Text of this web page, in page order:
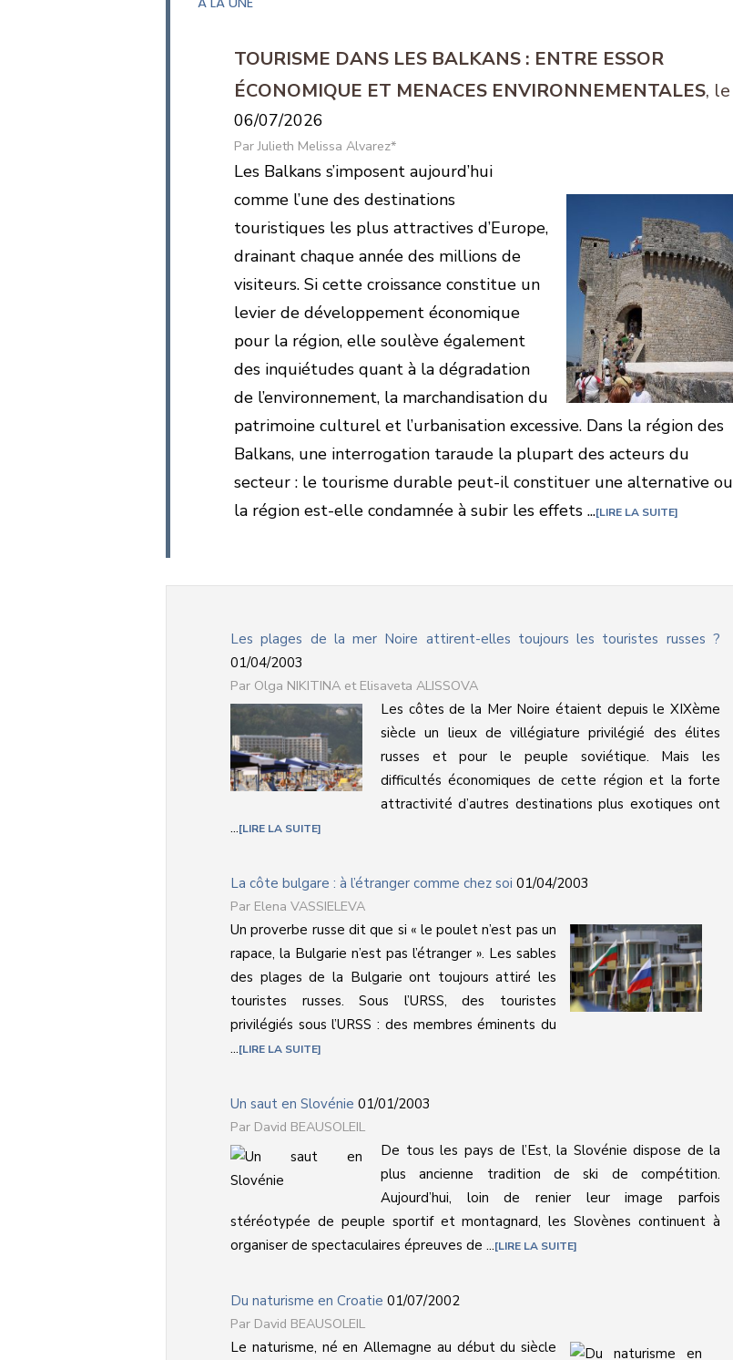
TOURISME DANS LES BALKANS : ENTRE ESSOR
ÉCONOMIQUE ET MENACES ENVIRONNEMENTALES
06/07/2026
Julieth Melissa Alvarez*
Les Balkans s’imposent aujourd’hui
comme l’une des destinations
touristiques les plus attractives d’Europe,
drainant chaque année des millions de
visiteurs. Si cette croissance constitue un
levier de développement économique
pour la région, elle soulève également
des inquiétudes quant à la dégradation
de l’environnement, la marchandisation du
patrimoine culturel et l’urbanisation excessive. Dans la région des
Balkans, une interrogation taraude la plupart des acteurs du
secteur : le tourisme durable peut-il constituer une alternative ou
la région est-elle condamnée à subir les effets ... LIRE LA SUITE
Les plages de la mer Noire attirent-elles toujours les touristes russes ?
01/04/2003
Olga NIKITINA et Elisaveta ALISSOVA
Les côtes de la Mer Noire étaient depuis le XIXème
siècle un lieux de villégiature privilégié des élites
russes et pour le peuple soviétique. Mais les
difficultés économiques de cette région et la forte
attractivité d’autres destinations plus exotiques ont
... LIRE LA SUITE
La côte bulgare : à l’étranger comme chez soi 01/04/2003
Elena VASSIELEVA
Un proverbe russe dit que si « le poulet n’est pas un
rapace, la Bulgarie n’est pas l’étranger ». Les sables
des plages de la Bulgarie ont toujours attiré les
touristes russes. Sous l’URSS, des touristes
privilégiés sous l’URSS : des membres éminents du
... LIRE LA SUITE
Un saut en Slovénie 01/01/2003
David BEAUSOLEIL
De tous les pays de l’Est, la Slovénie dispose de la
plus ancienne tradition de ski de compétition.
Aujourd’hui, loin de renier leur image parfois
stéréotypée de peuple sportif et montagnard, les Slovènes continuent à
organiser de spectaculaires épreuves de ... LIRE LA SUITE
Du naturisme en Croatie 01/07/2002
David BEAUSOLEIL
Le naturisme, né en Allemagne au début du siècle